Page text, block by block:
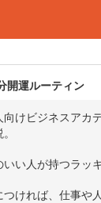
開運ルーティン
向けビジネスアカ
いい人が持つラッ
つければ、仕事や